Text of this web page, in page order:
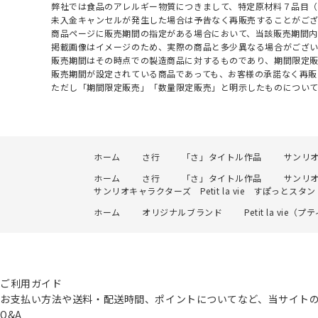
弊社では食品のアレルギー物質につきまして、特定原材料７品目
未入金キャンセルが発生した場合は予告なく再販売することがご
商品ページに販売期間の指定がある場合において、当該販売期間
掲載画像はイメージのため、実際の商品と多少異なる場合がござ
販売期間はその時点での製造商品に対するものであり、期間限定
販売期間が設定されている商品であっても、お客様の承諾なく再
ただし「期間限定販売」「数量限定販売」と明示したものについ
ホーム さ行 「さ」タイトル作品
サンリ
ホーム
さ行 「さ」タイトル作品
サンリ
サンリオキャラクターズ Petit la vie すぽっとスタ
ホーム
オリジナルブランド Petit la vie（プテ
ご利用ガイド
お支払い方法や送料・配送時間、ポイントについてなど、当サイト
Q&A